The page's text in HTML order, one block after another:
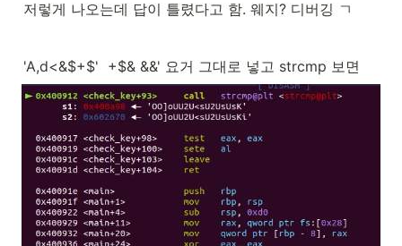
저렇게 나오는데 답이 틀렸다고 함. 웨지? 디버깅 ㄱ
'A,d<&$+$'  +$& &&' 요거 그대로 넣고 strcmp 보면